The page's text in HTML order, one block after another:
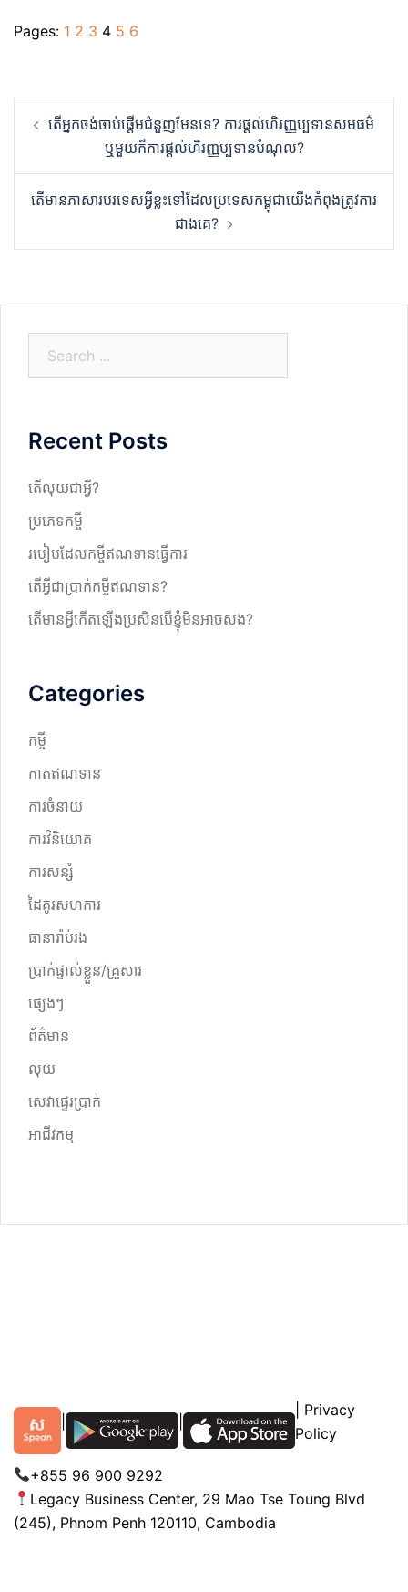
Pages: 1 2 3 4 5 6
Post
navigation
តើអ្នកចង់ចាប់ផ្ដើមជំនួញមែនទេ? ការផ្ដល់ហិរញ្ញប្បទានសមធម៌
ឬមួយក៏ការផ្ដល់ហិរញ្ញប្បទានបំណុល?
តើមានភាសារបរទេសអ្វីខ្លះទៅដែលប្រទេសកម្ពុជាយើងកំពុងត្រូវការ
ជាងគេ?
c
Recent Posts
តើលុយជាអ្វី?
ប្រភេទកម្ចី
របៀបដែលកម្ចីឥណទានធ្វើការ
តើអ្វីជាប្រាក់កម្ចីឥណទាន?
តើមានអ្វីកើតឡើងប្រសិនបើខ្ញុំមិនអាចសង?
Categories
កម្ចី
កាតឥណទាន
ការចំនាយ
ការវិនិយោគ
ការសន្សំ
ដៃគូរសហការ
ធានារ៉ាប់រង
ប្រាក់ផ្ទាល់ខ្លួន/គ្រួសារ
ផ្សេងៗ
ព័ត៌មាន
លុយ
សេវាផ្ទេរប្រាក់
អាជីវកម្ម
| |
Privacy
Policy
+855 96 900 9292
Legacy Business Center, 29 Mao Tse Toung Blvd
(245), Phnom Penh 120110, Cambodia